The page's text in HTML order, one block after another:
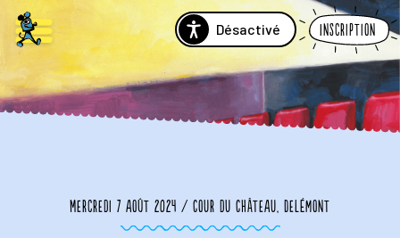
Désactivé Inscription
Mercredi 7 août 2024 / Cour du Château, Delémont